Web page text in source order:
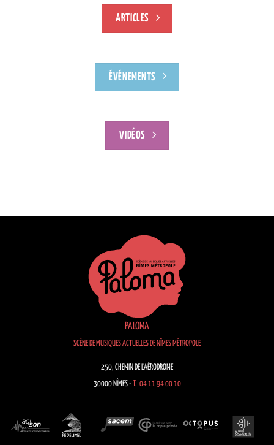
ARTICLES
ÉVÉNEMENTS
VIDÉOS
PALOMA
SCÈNE DE MUSIQUES ACTUELLES DE NÎMES MÉTROPOLE
250, CHEMIN DE L’AÉRODROME
30000 NÎMES -T. 04 11 94 00 10